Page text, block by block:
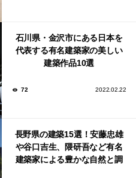
石川県・金沢市にある日本を
代表する有名建築家の美しい
建築作品10選
72 2022.02.22
長野県の建築15選！安藤忠雄
や谷口吉生、隈研吾など有名
建築家による豊かな自然と調